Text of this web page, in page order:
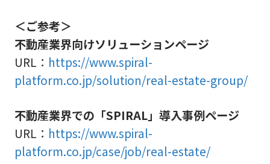
＜ご参考＞
不動産業界向けソリューションページ
URL： https://www.spiral-
platform.co.jp/solution/real-estate-group/
不動産業界での「SPIRAL」導入事例ページ
URL： https://www.spiral-
platform.co.jp/case/job/real-estate/